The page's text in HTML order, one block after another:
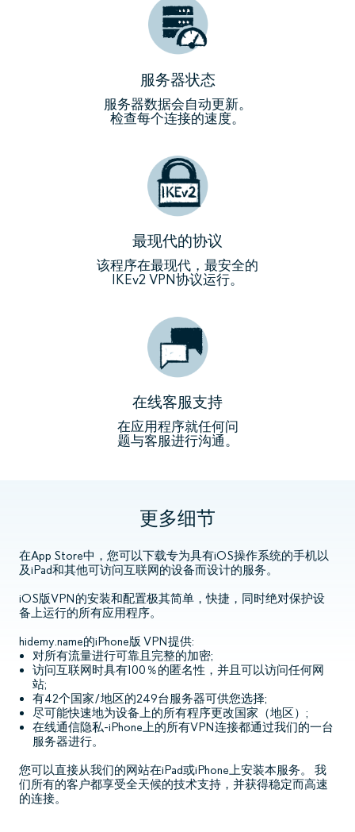
服务器状态
服务器数据会自动更新。
检查每个连接的速度。
最现代的协议
该程序在最现代，最安全的
IKEv2 VPN协议运行。
在线客服支持
在应用程序就任何问
题与客服进行沟通。
更多细节
在App Store中，您可以下载专为具有iOS操作系统的手机以
及iPad和其他可访问互联网的设备而设计的服务。
iOS版VPN的安装和配置极其简单，快捷，同时绝对保护设
备上运行的所有应用程序。
hidemy.name的iPhone版 VPN提供:
对所有流量进行可靠且完整的加密;
访问互联网时具有100％的匿名性，并且可以访问任何网
站;
有42个国家/地区的249台服务器可供您选择;
尽可能快速地为设备上的所有程序更改国家（地区）;
在线通信隐私-iPhone上的所有VPN连接都通过我们的一台
服务器进行。
您可以直接从我们的网站在iPad或iPhone上安装本服务。 我
们所有的客户都享受全天候的技术支持，并获得稳定而高速
的连接。